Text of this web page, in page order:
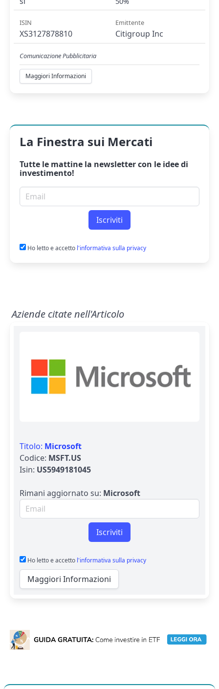
ISIN
XS3127878810
Emittente
Citigroup Inc
Comunicazione Pubblicitaria
Maggiori Informazioni
La Finestra sui Mercati
Tutte le mattine la newslettercon le idee di
investimento!
Email per newsletter
Iscriviti
Ho letto e accetto l'informativa sulla privacy
Aziende citate nell'Articolo
Titolo: Microsoft
Codice: MSFT.US
Isin: US5949181045
Rimani aggiornato su: Microsoft
Email per newsletter
Iscriviti
Ho letto e accetto l'informativa sulla privacy
Maggiori Informazioni